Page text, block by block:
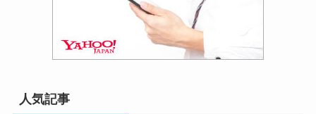
人気記事